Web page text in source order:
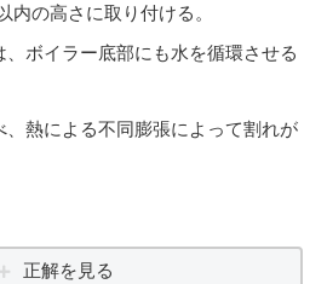
内の高さに取り付ける。
、ボイラー底部にも水を循環させる
、熱による不同膨張によって割れが
正解を見る